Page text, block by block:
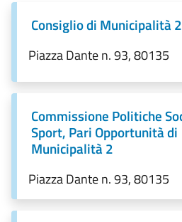
Consiglio di Municipalità 2
Piazza Dante n. 93, 80135
Commissione Politiche Sociali,
Sport, Pari Opportunità di
Municipalità 2
Piazza Dante n. 93, 80135